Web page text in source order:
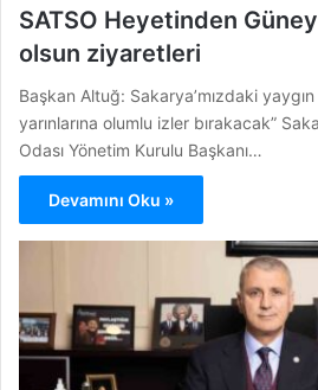
SATSO Heyetinden
olsun ziyaretleri
Başkan Altuğ: Sakarya’mızdaki
yarınlarına olumlu izler bırakacak”
Odası Yönetim Kurulu Başkanı…
Devamını Oku »